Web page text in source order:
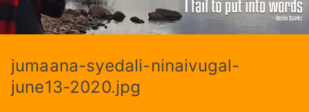
Ali
jumaana-syedali-ninaivugal-
june13-2020.jpg